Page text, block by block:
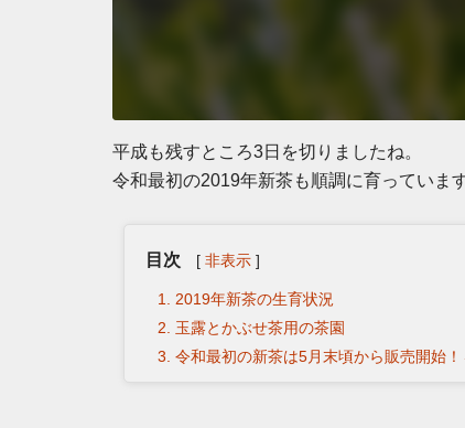
平成も残すところ3日を切りましたね。
令和最初の2019年新茶も順調に育っていま
目次 [非表示 ]
2019年新茶の生育状況
玉露とかぶせ茶用の茶園
令和最初の新茶は5月末頃から販売開始